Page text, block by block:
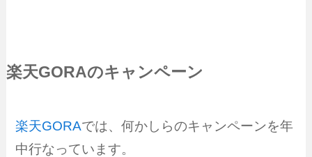
楽天GORAのキャンペーン
楽天GORAでは、何かしらのキャンペーンを年
中行なっています。